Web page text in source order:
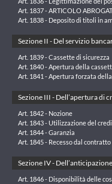
Art. 1837 - ARTICOLO
Art. 1838 - Deposito di titoli in
Sezione II - Del servizio
Art. 1839 - Cassette di sicurezza
Art. 1840 - Apertura della
Art. 1841 - Apertura forzata
Sezione III - Dell’apertura di
Art. 1842 - Nozione
Art. 1843 - Utilizzazione del
Art. 1844 - Garanzia
Art. 1845 - Recesso dal contratto
Sezione IV -
Art. 1846 - Disponibilità delle